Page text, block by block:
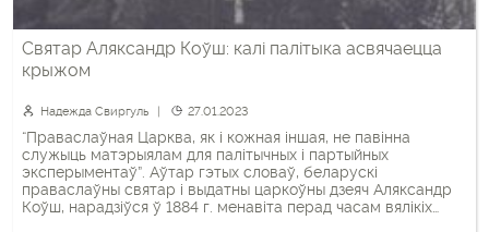
Святар Аляксандр Коўш: калі палітыка асвячаецца
крыжом
Надежда Свиргуль 27.01.2023
“Праваслаўная Царква, як і кожная іншая, не павінна
служыць матэрыялам для палітычных і партыйных
эксперыментаў”. Аўтар гэтых словаў, беларускі
праваслаўны святар і выдатны царкоўны дзеяч Аляксандр
Коўш, нарадзіўся ў 1884 г. менавіта перад часам вялікіх